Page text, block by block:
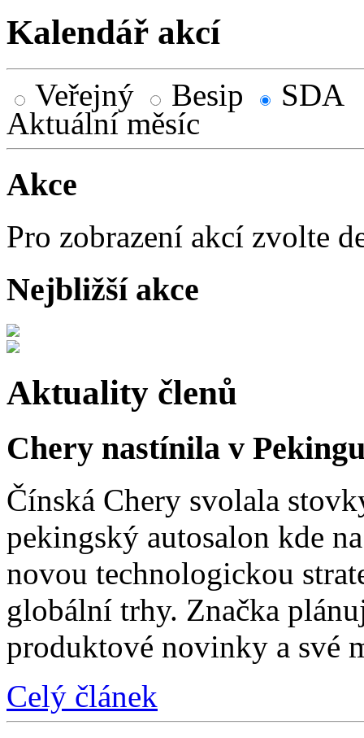
Kalendář akcí
Veřejný Besip
SDA
Aktuální měsíc
Akce
Pro zobrazení akcí zvolte
Nejbližší akce
Aktuality členů
Chery nastínila v
Čínská Chery svolala
pekingský autosalon kde
novou technologickou
globální trhy. Značka
produktové novinky a své
Celý článek